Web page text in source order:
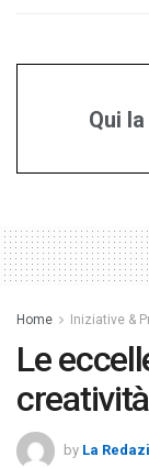
Qui
Home Iniziative &
Le
by La